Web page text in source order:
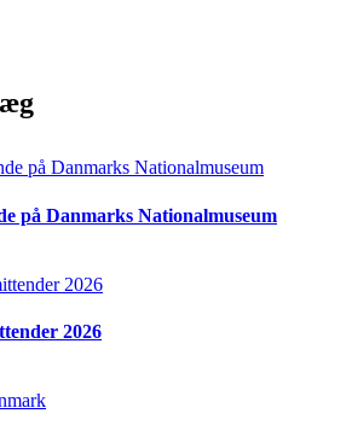
på Danmarks Nationalmuseum
2026